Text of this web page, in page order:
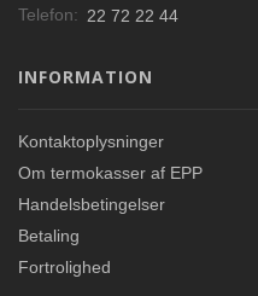
Telefon: 22 72 22 44
INFORMATION
Kontaktoplysninger
Om termokasser af EPP
Handelsbetingelser
Betaling
Fortrolighed